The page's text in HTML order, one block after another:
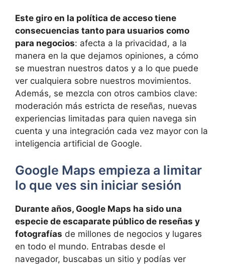
Este giro en la política de acceso tiene
consecuencias tanto para usuarios como
para negocios: afecta a la privacidad, a la
manera en la que dejamos opiniones, a cómo
se muestran nuestros datos y a lo que puede
ver cualquiera sobre nuestros movimientos.
Además, se mezcla con otros cambios clave:
moderación más estricta de reseñas, nuevas
experiencias limitadas para quien navega sin
cuenta y una integración cada vez mayor con la
inteligencia artificial de Google.
Google Maps empieza a limitar
lo que ves sin iniciar sesión
Durante años, Google Maps ha sido una
especie de escaparate público de reseñas y
fotografías de millones de negocios y lugares
en todo el mundo. Entrabas desde el
navegador, buscabas un sitio y podías ver